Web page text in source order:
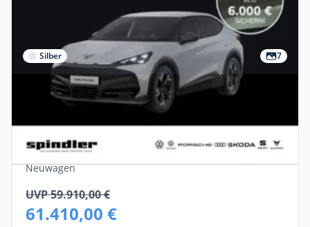
Silber 7
Privat
Cupra Tavascan Endurance +++SOFORT
Elektro •Automatik •
285 PS (210 kW)
Neuwagen
UVP 59.910,00 €
61.410,00 €